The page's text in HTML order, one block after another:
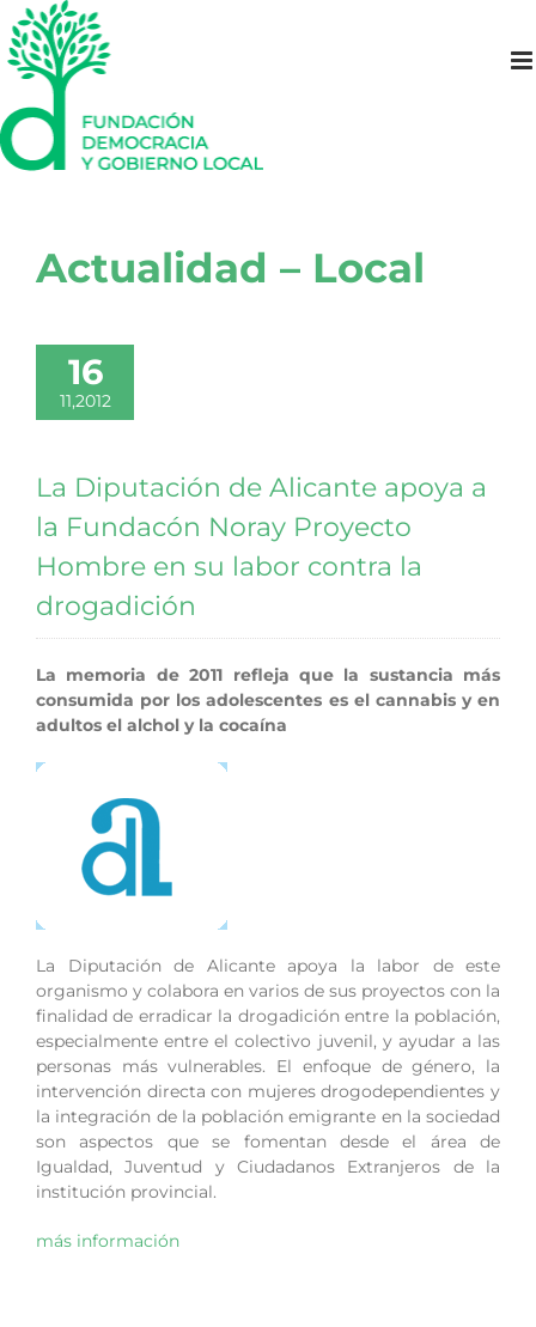
Saltar
al
contenido
Actualidad – Local
16
11,2012
La Diputación de Alicante apoya a
la Fundacón Noray Proyecto
Hombre en su labor contra la
drogadición
La memoria de 2011 refleja que la sustancia más
consumida por los adolescentes es el cannabis y en
adultos el alchol y la cocaína
La Diputación de Alicante apoya la labor de este
organismo y colabora en varios de sus proyectos con la
finalidad de erradicar la drogadición entre la población,
especialmente entre el colectivo juvenil, y ayudar a las
personas más vulnerables. El enfoque de género, la
intervención directa con mujeres drogodependientes y
la integración de la población emigrante en la sociedad
son aspectos que se fomentan desde el área de
Igualdad, Juventud y Ciudadanos Extranjeros de la
institución provincial.
más información